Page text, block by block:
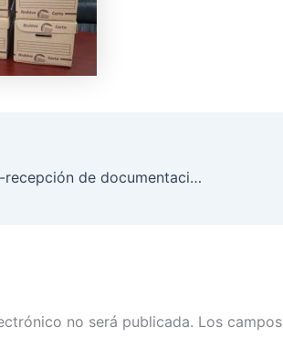
INE Michoacán realiza entrega-recepción de documentación electoral para Voto Anticipado
no será publicada. Los